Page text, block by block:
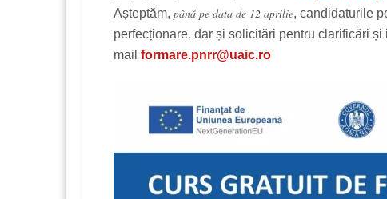
Așteptăm, până pe data de 12 aprilie, candidaturile
perfecționare, dar și solicitări pentru clarificări
mail formare.pnrr@uaic.ro​